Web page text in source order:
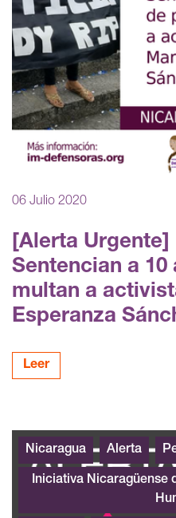
06 Julio 2020
[Alerta Urgente]
Sentencian a
multan a
Esperanza
Leer
Alerta Nicaragua Nelly
Nicaragua Alerta
Iniciativa Nicaragüense